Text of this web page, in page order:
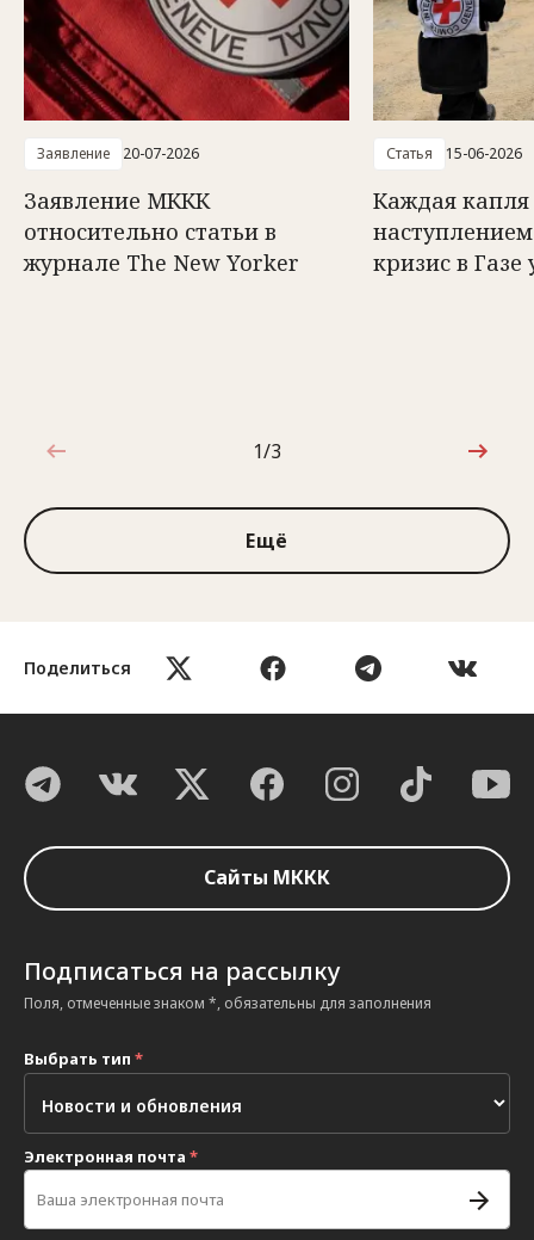
Поделиться
Заявление 20-07-2026
Заявление МККК
относительно статьи в
журнале The New Yorker
Статья 15-06-2026
Каждая капля
кризис в Газе
1 из 3
1/3
Ещё
Сайты МККК
Подписаться на рассылку
Поля, отмеченные знаком *, обязательны для заполнения
Выбрать тип *
Электронная почта *